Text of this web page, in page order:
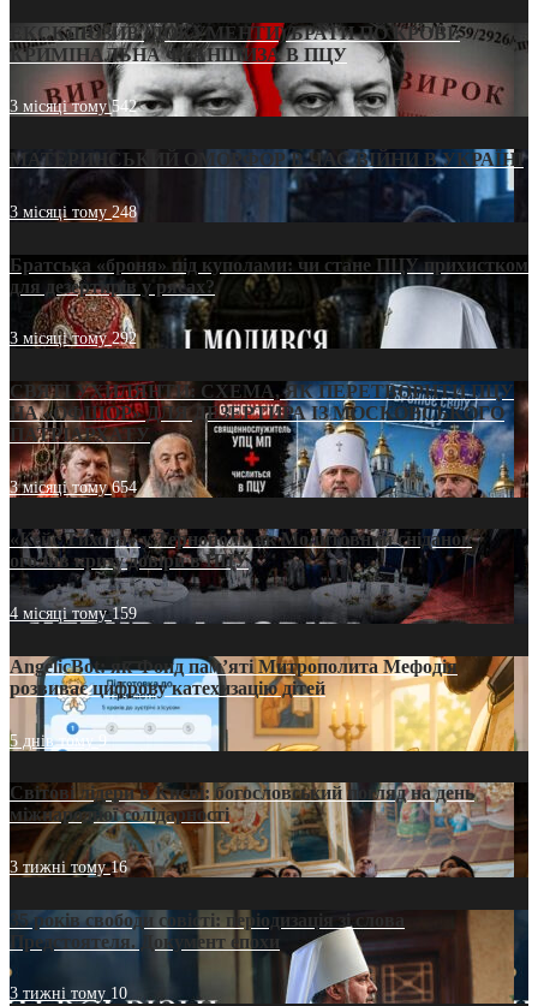
ЕКСКЛЮЗИВ (ДОКУМЕНТИ)/БРАТИ ПО КРОВІ:
КРИМІНАЛЬНА ФРАНШИЗА В ПЦУ
3 місяці тому542
МАТЕРИНСЬКИЙ ОМОРФОР В ЧАС ВІЙНИ В УКРАЇНІ
3 місяці тому248
Братська «броня» під куполами: чи стане ПЦУ прихистком
для дезертирів у рясах?
3 місяці тому292
СВЯТІ УХИЛЯНТИ: СХЕМА, ЯК ПЕРЕТВОРИТИ ПЦУ
НА «ОФШОР» ДЛЯ ДЕЗЕРТИРА ІЗ МОСКОВСЬКОГО
ПАТРІАРХАТУ
3 місяці тому654
«Кейс Тихона» у Тернополі: як Молитовний сніданок
оголив кризу довіри в ПЦУ
4 місяці тому159
AngelicBot: як Фонд пам’яті Митрополита Мефодія
розвиває цифрову катехизацію дітей
5 днів тому9
Світові лідери в Києві: богословський погляд на день
міжнародної солідарності
3 тижні тому16
35 років свободи совісті: періодизація зі слова
Предстоятеля. Документ епохи
3 тижні тому 10